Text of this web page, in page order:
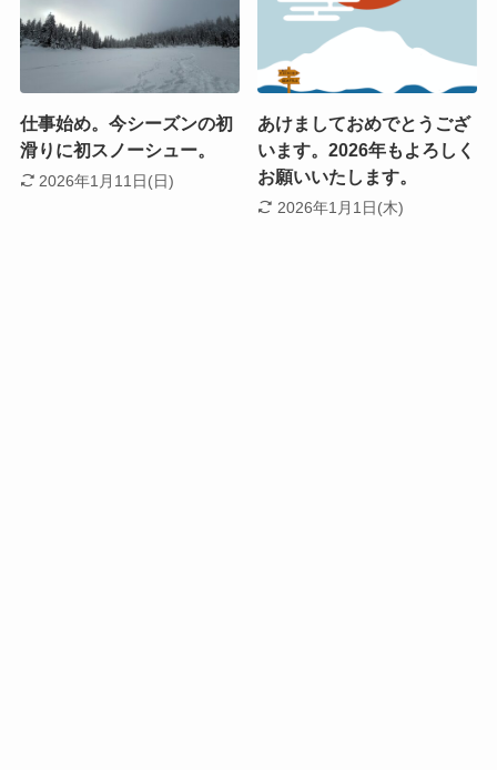
仕事始め。今シーズンの初
滑りに初スノーシュー。
2026年1月11日(日)
あけましておめでとうござ
います。2026年もよろしく
お願いいたします。
2026年1月1日(木)